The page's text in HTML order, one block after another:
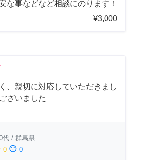
な事などなど相談にのります！
¥3,000
、親切に対応していただきまし
ざいました
代 / 群馬県
0 sentiment_dissatisfied 0